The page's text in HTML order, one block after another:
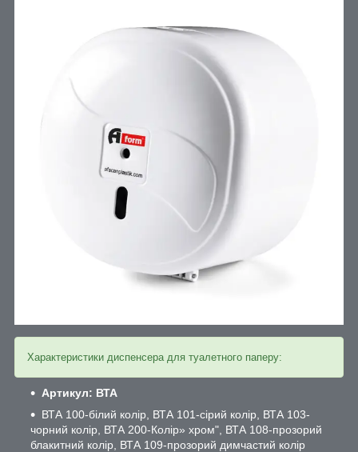
Характеристики диспенсера для туалетного паперу:
Артикул: ВТА
ВТА 100-білий колір, ВТА 101-сірий колір, ВТА 103-
чорний колір, ВТА 200-Колір» хром", ВТА 108-прозорий
блакитний колір, ВТА 109-прозорий димчастий колір